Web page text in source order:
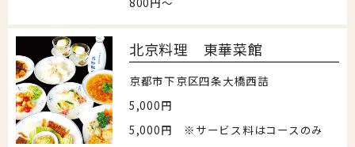
北京料理 東華菜館
京都市下京区四条大橋西詰
5,000円
5,000円 ※サービス料はコースのみ